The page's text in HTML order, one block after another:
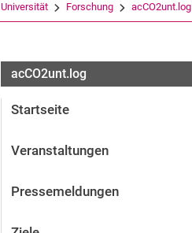
Universität Forschung acCO2unt.log
acCO2unt.log
Startseite
Veranstaltungen
Pressemeldungen